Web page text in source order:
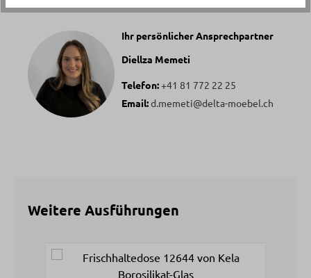
Ihr persönlicher Ansprechpartner
Diellza Memeti
Telefon:+41 81 772 22 25
Email:d.memeti@delta-moebel.ch
Weitere Ausführungen
Produktgalerie überspringen